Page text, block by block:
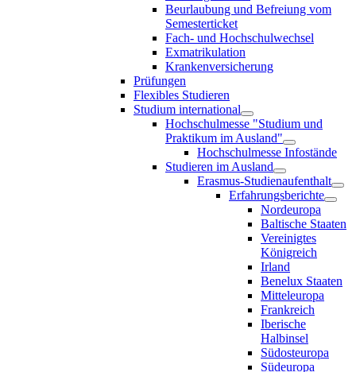
Beurlaubung und Befreiung vom
Semesterticket
Fach- und Hochschulwechsel
Exmatrikulation
Krankenversicherung
Prüfungen
Flexibles Studieren
Studium international
Hochschulmesse "Studium und
Praktikum im Ausland"
Hochschulmesse Infostände
Studieren im Ausland
Erasmus-Studienaufenthalt
Erfahrungsberichte
Nordeuropa
Baltische Staaten
Vereinigtes
Königreich
Irland
Benelux Staaten
Mitteleuropa
Frankreich
Iberische
Halbinsel
Südosteuropa
Südeuropa